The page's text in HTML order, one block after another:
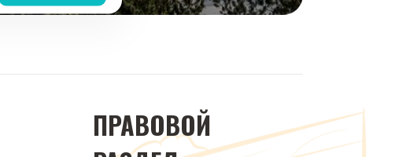
ПРАВОВОЙ